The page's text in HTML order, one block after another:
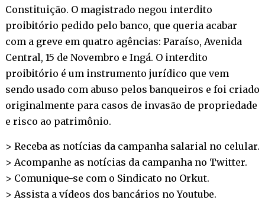
Constituição. O magistrado negou interdito
proibitório pedido pelo banco, que queria acabar
com a greve em quatro agências: Paraíso, Avenida
Central, 15 de Novembro e Ingá. O interdito
proibitório é um instrumento jurídico que vem
sendo usado com abuso pelos banqueiros e foi criado
originalmente para casos de invasão de propriedade
e risco ao patrimônio.
> Receba as notícias da campanha salarial no celular.
> Acompanhe as notícias da campanha no Twitter.
> Comunique-se com o Sindicato no Orkut.
> Assista a vídeos dos bancários noYoutube.